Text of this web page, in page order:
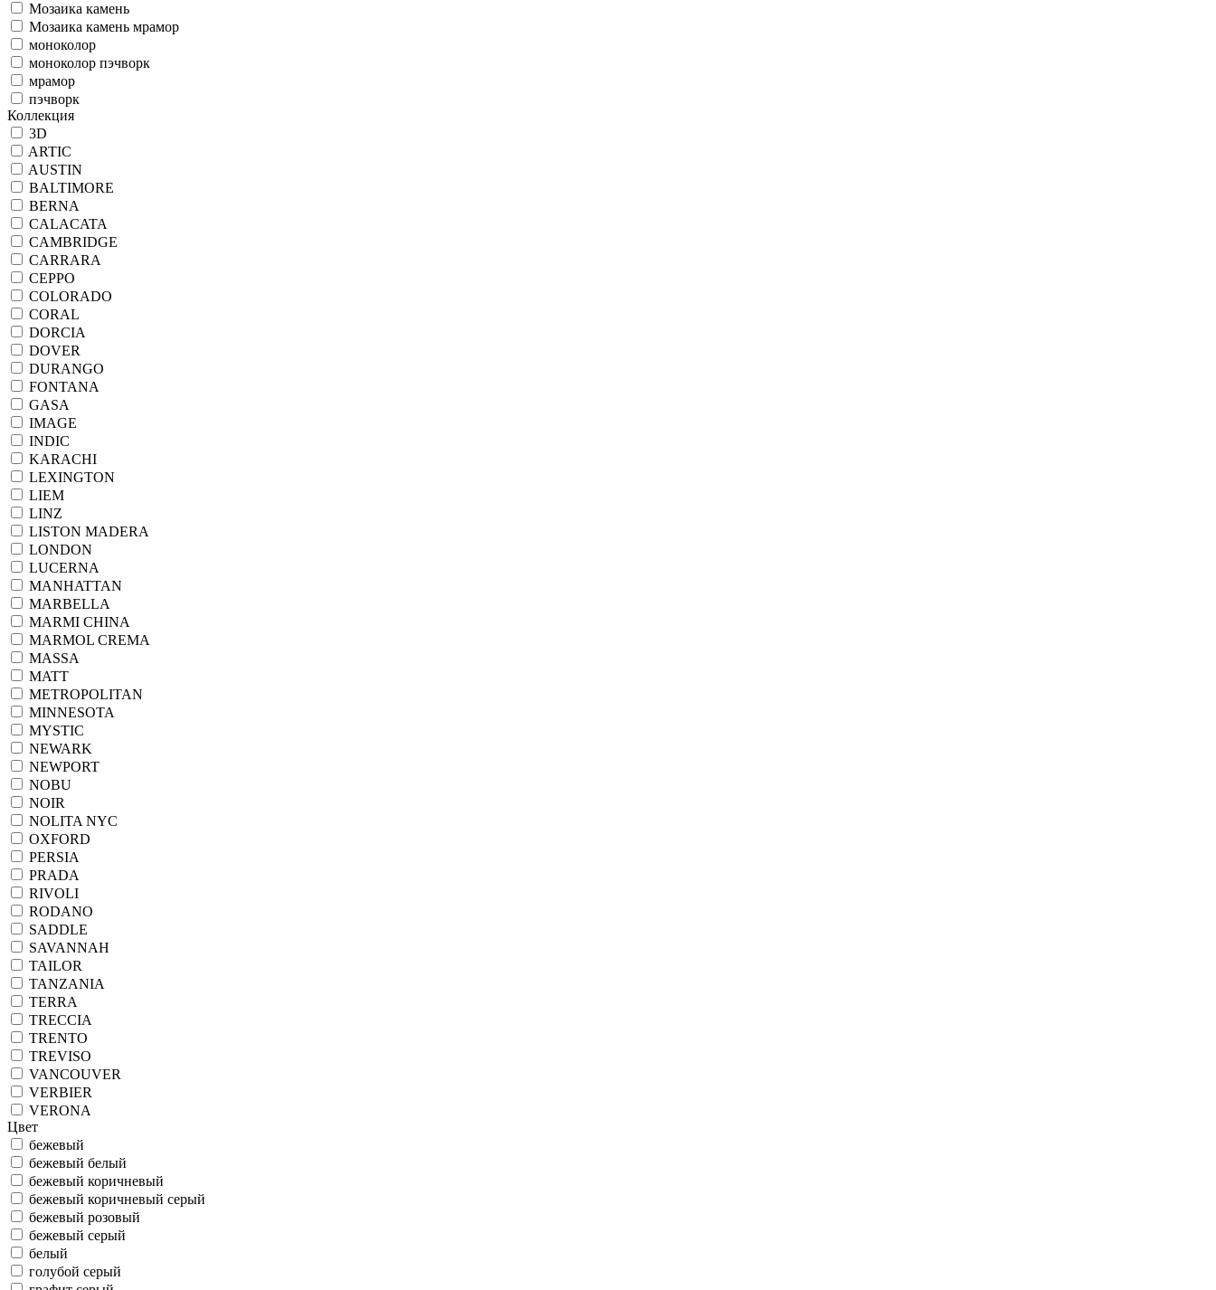
Мозаика камень
Мозаика камень мрамор
моноколор
моноколор пэчворк
мрамор
пэчворк
Коллекция
3D
ARTIC
AUSTIN
BALTIMORE
BERNA
CALACATA
CAMBRIDGE
CARRARA
CEPPO
COLORADO
CORAL
DORCIA
DOVER
DURANGO
FONTANA
GASA
IMAGE
INDIC
KARACHI
LEXINGTON
LIEM
LINZ
LISTON MADERA
LONDON
LUCERNA
MANHATTAN
MARBELLA
MARMI CHINA
MARMOL CREMA
MASSA
MATT
METROPOLITAN
MINNESOTA
MYSTIC
NEWARK
NEWPORT
NOBU
NOIR
NOLITA NYC
OXFORD
PERSIA
PRADA
RIVOLI
RODANO
SADDLE
SAVANNAH
TAILOR
TANZANIA
TERRA
TRECCIA
TRENTO
TREVISO
VANCOUVER
VERBIER
VERONA
Цвет
бежевый
бежевый белый
бежевый коричневый
бежевый коричневый серый
бежевый розовый
бежевый серый
белый
голубой серый